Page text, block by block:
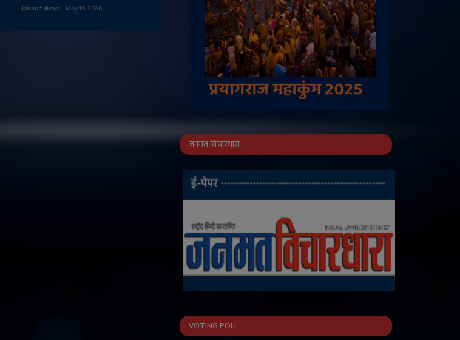
Janmat News May 19, 2026
जनमत विचारधारा --------------------
VOTING POLL